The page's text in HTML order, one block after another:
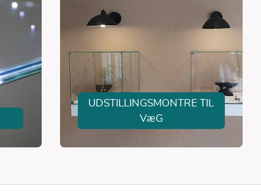
UDSTILLINGSMONTRE TIL
VæG